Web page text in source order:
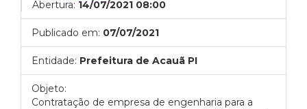
Abertura: 14/07/2021 08:00
Publicado em: 07/07/2021
Entidade: Prefeitura de Acauã PI
Objeto:
Contratação de empresa de engenharia para a